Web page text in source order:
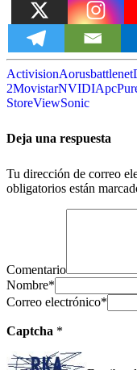
ActivisionAorusbattlenet
2MovistarNVIDIApc
StoreViewSonic
Deja una respuesta
Tu dirección de correo
obligatorios están
Comentario
Nombre*
Correo electrónico*
Captcha *